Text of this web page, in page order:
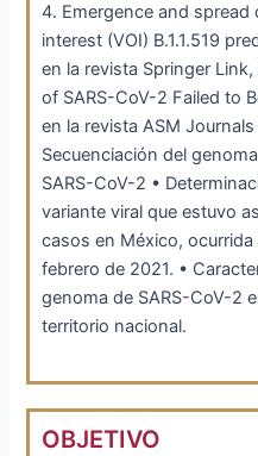
4. Emergence and
interest (VOI) B.1.1.519
en la revista Springer Link,
of SARS-CoV-2 Failed to
en la revista ASM
Secuenciación del
SARS-CoV-2 •
variante viral que estuvo
casos en México,
febrero de 2021. •
genoma de SARS-CoV-2
territorio nacional.
OBJETIVO